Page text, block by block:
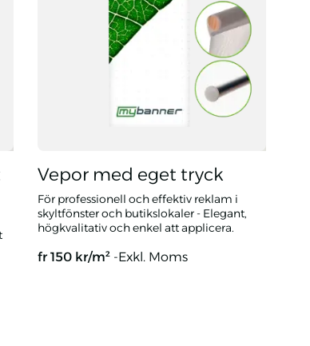
Vepor med eget tryck
För professionell och effektiv reklam i
skyltfönster och butikslokaler - Elegant,
högkvalitativ och enkel att applicera.
fr150 kr/m² -Exkl. Moms